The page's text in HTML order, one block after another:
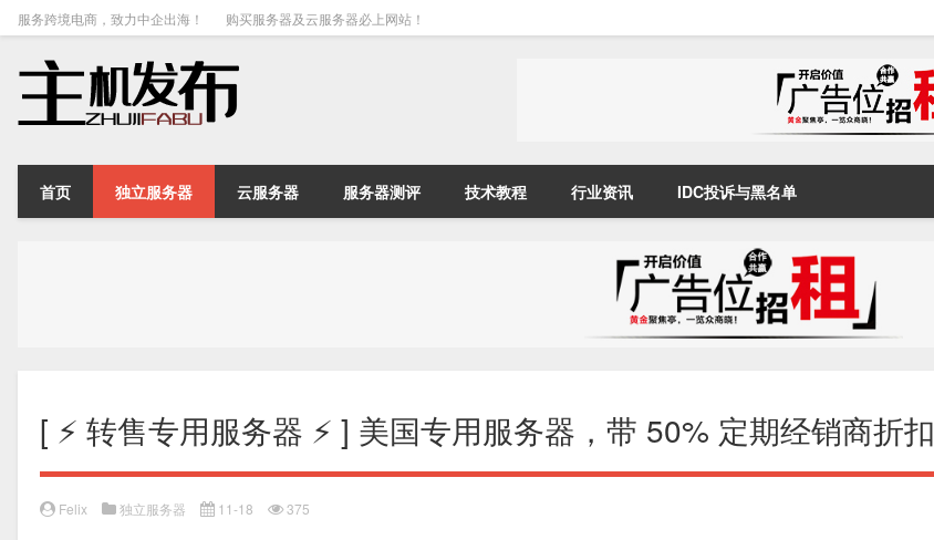
服务跨境电商，致力中企出海！ 购买服务器及云服务器必上网站！
首页 独立服务器 云服务器 服务器测评 技术教程 行业资讯 IDC投诉与黑名单
[ ⚡️ 转售专用服务器 ⚡️ ] 美国专用服务器，带 50% 定期经销商折扣
Felix 独立服务器 11-18 375